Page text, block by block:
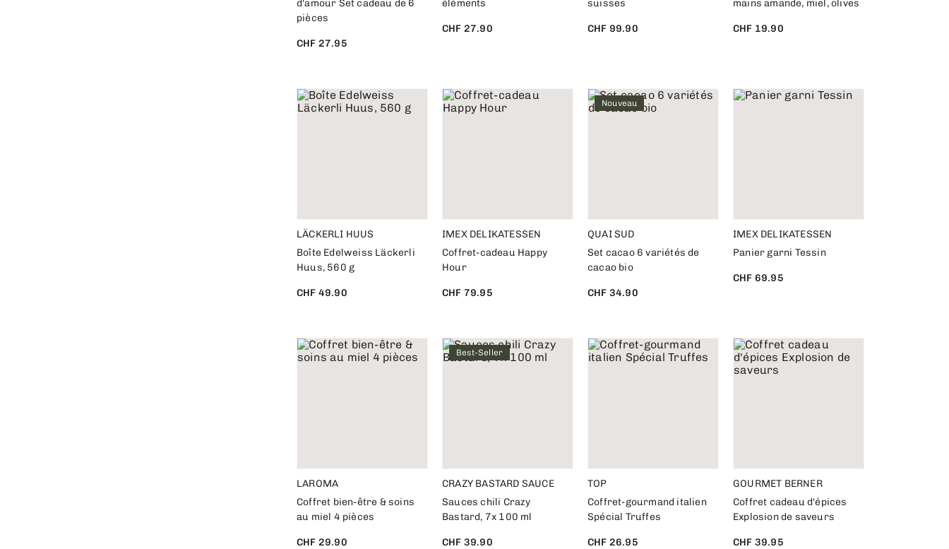
d'amour Set cadeau de 6
pièces
CHF 27.95
éléments
CHF 27.90
suisses
CHF 99.90
mains amande, miel, olives
CHF 19.90
LÄCKERLI HUUS
Boîte Edelweiss Läckerli
Huus, 560 g
CHF 49.90
IMEX DELIKATESSEN
Coffret-cadeau Happy
Hour
CHF 79.95
Nouveau
QUAI SUD
Set cacao 6 variétés de
cacao bio
CHF 34.90
IMEX DELIKATESSEN
Panier garni Tessin
CHF 69.95
LAROMA
Coffret bien-être & soins
au miel 4 pièces
CHF 29.90
Best-Seller
CRAZY BASTARD SAUCE
Sauces chili Crazy
Bastard, 7x 100 ml
CHF 39.90
TOP
Coffret-gourmand italien
Spécial Truffes
CHF 26.95
GOURMET BERNER
Coffret cadeau d'épices
Explosion de saveurs
CHF 39.95